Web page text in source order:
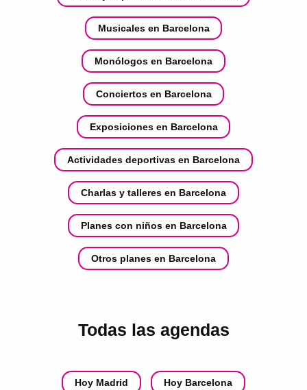
Musicales en Barcelona
Monólogos en Barcelona
Conciertos en Barcelona
Exposiciones en Barcelona
Actividades deportivas en Barcelona
Charlas y talleres en Barcelona
Planes con niños en Barcelona
Otros planes en Barcelona
Todas las agendas
Hoy Madrid Hoy Barcelona